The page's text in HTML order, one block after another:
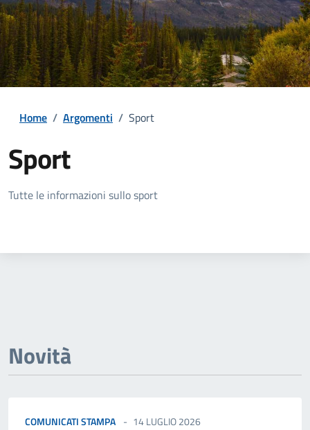
Home / Argomenti / Sport
Sport
Dettagli della notizia
Tutte le informazioni sullo sport
Novità
COMUNICATI STAMPA 14 LUGLIO 2026